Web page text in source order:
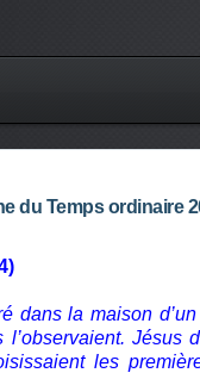
du Temps ordinaire
dans la maison
Jésus
les